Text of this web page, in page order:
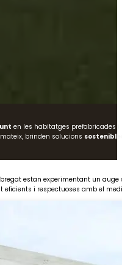
en les habitatges prefabricades i
brinden solucions
estan experimentant un
eficients i respectuoses amb el